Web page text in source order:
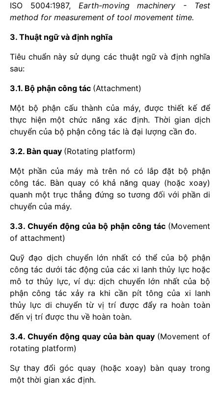
ISO 5004:1987, Earth-moving machinery - Test
method for measurement of tool movement time.
3. Thuật ngữ và định nghĩa
Tiêu chuẩn này sử dụng các thuật ngữ và định nghĩa
sau:
3.1. Bộ phận công tác (Attachment)
Một bộ phận cấu thành của máy, được thiết kế để
thực hiện một chức năng xác định. Thời gian dịch
chuyển của bộ phận công tác là đại lượng cần đo.
3.2. Bàn quay (Rotating platform)
Một phần của máy mà trên nó có lắp đặt bộ phận
công tác. Bàn quay có khả năng quay (hoặc xoay)
quanh một trục thẳng đứng so tương đối với phần di
chuyển của máy.
3.3. Chuyển động của bộ phận công tác (Movement
of attachment)
Quỹ đạo dịch chuyển lớn nhất có thể của bộ phận
công tác dưới tác động của các xi lanh thủy lực hoặc
mô tơ thủy lực, ví dụ: dịch chuyển lớn nhất của bộ
phận công tác xảy ra khi cần pít tông của xi lanh
thủy lực di chuyển từ vị trí được đẩy ra hoàn toàn
đến vị trí được thu về hoàn toàn.
3.4. Chuyển động quay của bàn quay (Movement of
rotating platform)
Sự thay đổi góc quay (hoặc xoay) bàn quay trong
một thời gian xác định.